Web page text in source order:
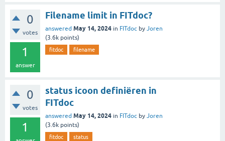
0
votes
1
answer
Filename limit in FITdoc?
answered May 14, 2024 in FITdoc by Joren
(3.6k points)
fitdoc filename
0
votes
1
status icoon definiëren in
FITdoc
answered May 14, 2024 in FITdoc by Joren
(3.6k points)
fitdoc status